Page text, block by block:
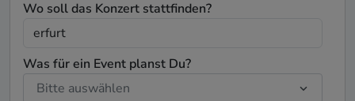
Wo soll das Konzert stattfinden?
Was für ein Event planst Du?